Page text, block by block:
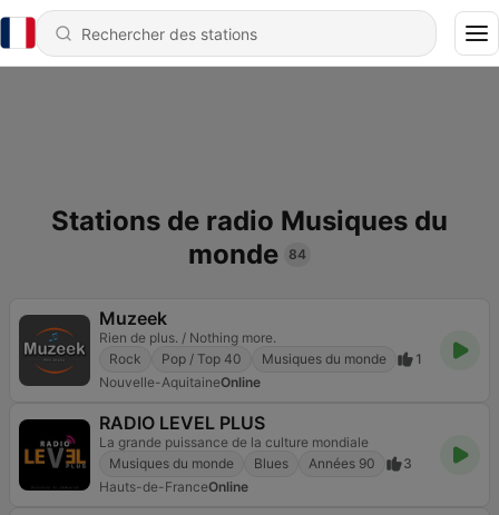
Stations de radio Musiques du
monde
84
Muzeek
Rien de plus. / Nothing more.
Rock
Pop / Top 40 Musiques du monde
1
Nouvelle-AquitaineOnline
RADIO LEVEL PLUS
La grande puissance de la culture mondiale
Musiques du monde
Blues Années 90
3
Hauts-de-FranceOnline